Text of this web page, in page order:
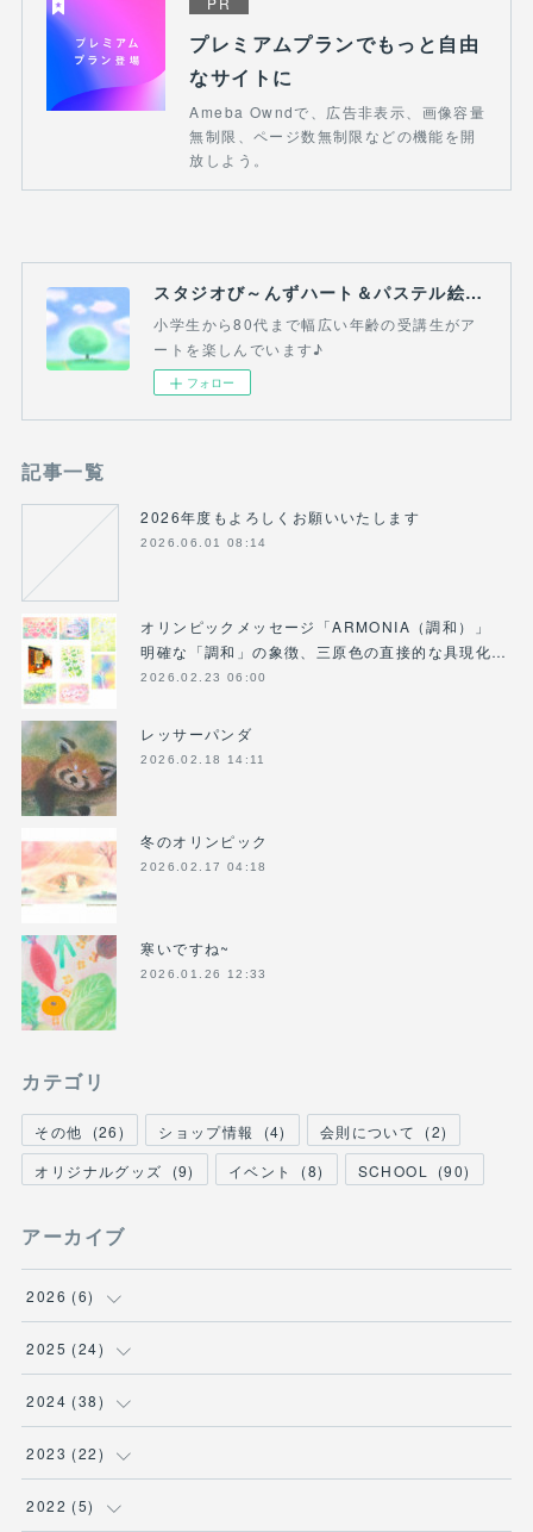
プレミアムプランでもっと自由
なサイトに
Ameba Owndで、広告非表示、画像容量
無制限、ページ数無制限などの機能を開
放しよう。
スタジオび～んずハート＆パステル絵画教室(吉祥寺・三鷹・熊谷）
小学生から80代まで幅広い年齢の受講生がア
ートを楽しんでいます♪
フォロー
記事一覧
2026年度もよろしくお願いいたします
2026.06.01 08:14
オリンピックメッセージ「ARMONIA（調和）」
明確な「調和」の象徴、三原色の直接的な具現化…
2026.02.23 06:00
レッサーパンダ
2026.02.18 14:11
冬のオリンピック
2026.02.17 04:18
寒いですね~
2026.01.26 12:33
カテゴリ
その他 (26) ショップ情報 (4) 会則について (2)
オリジナルグッズ
(9) イベント (8) SCHOOL (90)
アーカイブ
2026 (6)
(1)
(3)
(2)
2025 (24)
(1)
(2)
(2
2024 (38)
(2)
(4
2023 (22)
(2
2022 (5)